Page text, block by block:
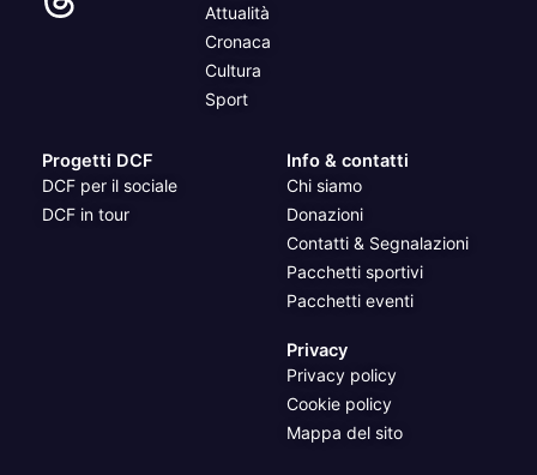
Attualità
Cronaca
Cultura
Sport
Progetti DCF
DCF per il sociale
DCF in tour
Info & contatti
Chi siamo
Donazioni
Contatti & Segnalazioni
Pacchetti sportivi
Pacchetti eventi
Privacy
Privacy policy
Cookie policy
Mappa del sito